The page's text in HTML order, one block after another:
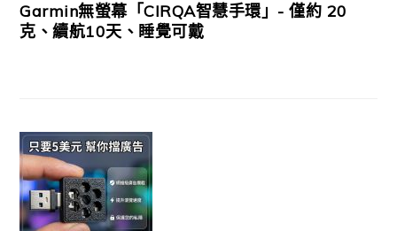
Garmin無螢幕「CIRQA智慧手環」- 僅約 20
克、續航10天、睡覺可戴